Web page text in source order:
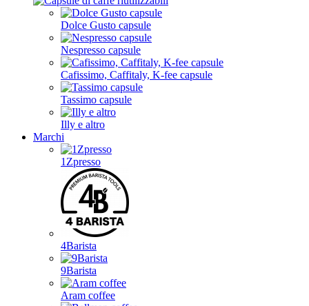
Dolce Gusto capsule
Nespresso capsule
Cafissimo, Caffitaly, K-fee capsule
Tassimo capsule
Illy e altro
Marchi
1Zpresso
4Barista
9Barista
Aram coffee